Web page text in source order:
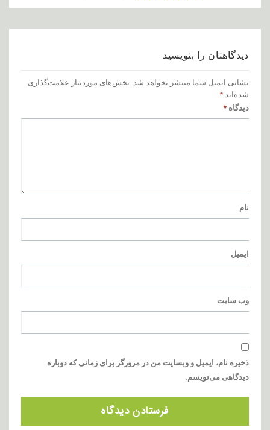
دیدگاهتان را بنویسید
نشانی ایمیل شما منتشر نخواهد شد. بخش‌های موردنیاز علامت‌گذاری
شده‌اند *
دیدگاه *
نام
ایمیل
وب‌ سایت
ذخیره نام، ایمیل و وبسایت من در مرورگر برای زمانی که دوباره
دیدگاهی می‌نویسم.